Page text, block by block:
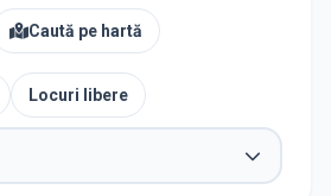
Caută pe hartă
Locuri libere